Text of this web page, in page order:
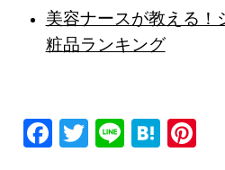
美容ナースが教える！
粧品ランキング
F
T
Li
H